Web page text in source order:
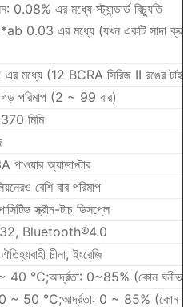
0.08% এর মধ্যে স্ট্যান্ডার্ড বিচ্যুতি
0.03 এর মধ্যে (যখন একটি সাদা
মধ্যে (12 BCRA সিরিজ II রঙের
পরিমাপ (2 ~ 99 বার)
মিমি
অ্যাডাপ্টার
বেশি বার পরিমাপ
স্ক্রীন-টাচ ডিসপ্লে
Bluetooth®4.0
চীনা, ইংরেজি
~ 40 ℃;আর্দ্রতা: 0~85% (কোন
~ 50 ℃;আর্দ্রতা: 0 ~ 85% (কোন